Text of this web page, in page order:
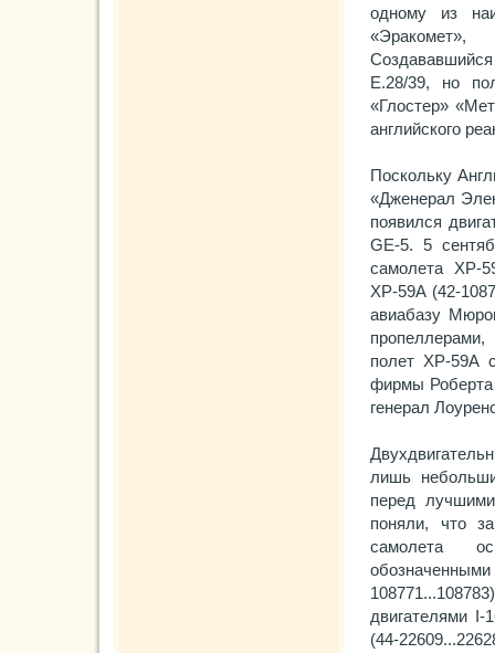
одному из
«Эракомет»,
Создававшийся
Е.28/39, но
«Глостер»
английского
Поскольку
«Дженерал
появился
GE-5. 5
самолета ХР-
ХР-59А (42-
авиабазу
полет ХР-59А
фирмы
генерал
лишь
перед
поняли, что
самолета
двигателями
(44-